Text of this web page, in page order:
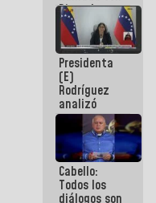
Dinorah
Figuera y
acuerdan
primer
encuentro
presencial
para el
diálogo
Presidenta
(E)
Rodríguez
analizó
junto a
gobernadores
planes de
recuperación
del Sistema
Eléctrico
Cabello:
Todos los
diálogos son